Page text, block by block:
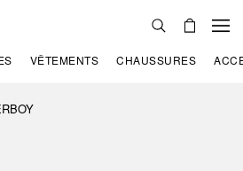
VÊTEMENTS CHAUSSURES